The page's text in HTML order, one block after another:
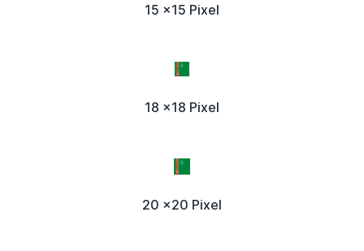
15 x15 Pixel
18 x18 Pixel
20 x20 Pixel